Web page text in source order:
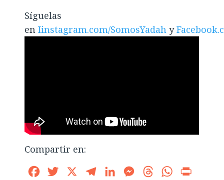
Síguelas
enIinstagram.com/SomosYadah y
Compartir en:
FacebookTwitter TelegramLinkedInMessengerThreadsWhatsApp